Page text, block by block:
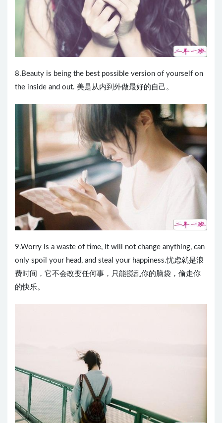
8.Beauty is being the best possible version of yourself on
the inside and out. 美是从内到外做最好的自己。
9.Worry is a waste of time, it will not change anything, can
only spoil your head, and steal your happiness.忧虑就是浪
费时间，它不会改变任何事，只能搅乱你的脑袋，偷走你
的快乐。